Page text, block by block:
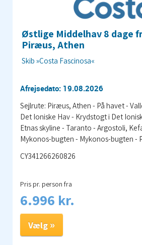
Østlige Middelhav 8 dage
Piræus, Athen
Skib »Costa Fascinosa«
Afrejsedato: 19.08.2026
Sejlrute: Piræus, Athen - På havet -
Det Ioniske Hav - Krydstogt i Det
Etnas skyline - Taranto - Argostoli,
Mykonos-bugten - Mykonos-bugten -
CY341266260826
Pris pr. person fra
6.996 kr.
Vælg